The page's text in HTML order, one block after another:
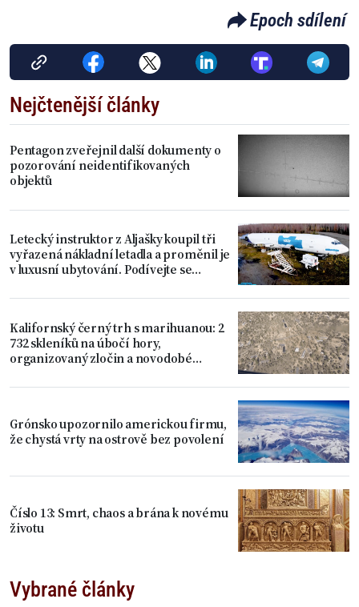
Epoch sdílení
Nejčtenější články
Pentagon zveřejnil další dokumenty o
pozorování neidentifikovaných
objektů
Letecký instruktor z Aljašky koupil tři
vyřazená nákladní letadla a proměnil je
v luxusní ubytování. Podívejte se
Kalifornský černý trh s marihuanou: 2
732 skleníků na úbočí hory,
organizovaný zločin a novodobé
Grónsko upozornilo americkou firmu,
že chystá vrty na ostrově bez povolení
Číslo 13: Smrt, chaos a brána k novému
životu
Vybrané články